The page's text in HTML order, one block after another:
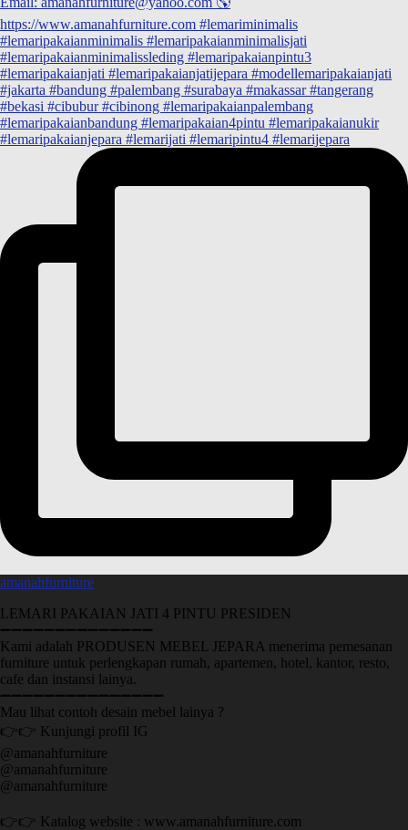
amanahfurniture
LEMARI PAKAIAN JATI 4 PINTU PRESIDEN
➖➖➖➖➖➖➖➖➖➖➖➖➖➖
Kami adalah PRODUSEN MEBEL JEPARA menerima pemesanan
furniture untuk perlengkapan rumah, apartemen, hotel, kantor, resto,
cafe dan instansi lainya.
➖➖➖➖➖➖➖➖➖➖➖➖➖➖➖
Mau lihat contoh desain mebel lainya ?
👉👉 Kunjungi profil IG
@amanahfurniture
@amanahfurniture
@amanahfurniture
👉👉 Katalog website : www.amanahfurniture.com